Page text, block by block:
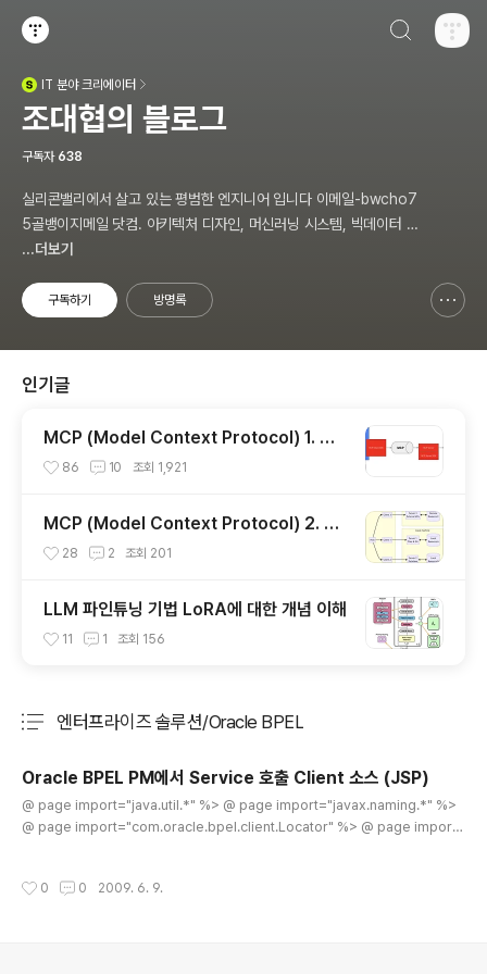
IT 분야 크리에이터
조대협의 블로그
구독자 638
실리콘밸리에서 살고 있는 평범한 엔지니어 입니다 이메일-bwcho7
5골뱅이지메일 닷컴. 아키텍처 디자인, 머신러닝 시스템, 빅데이터 설
계, DEVOPS/SRE, 애자일 방법론,쿠버네티스,마이크로서비스, Ch
Linkedin : https://www.linkedin.com/in/terrycho75/
...더보기
구독하기 방명록
인기글
MCP (Model Context Protocol) 1. 개
념 이해
86 10 조회 1,921
MCP (Model Context Protocol) 2. 서
버 개발하기
28 2 조회 201
LLM 파인튜닝 기법 LoRA에 대한 개념 이해
11 1 조회 156
엔터프라이즈 솔루션/Oracle BPEL
Oracle BPEL PM에서 Service 호출 Client 소스 (JSP)
@ page import="java.util.*" %> @ page import="javax.naming.*" %>
@ page import="com.oracle.bpel.client.Locator" %> @ page import
e="CALLING FROM JSP"; String xml = "" + ""+title+"" +""; Hashtable j
0 0 2009. 6. 9.